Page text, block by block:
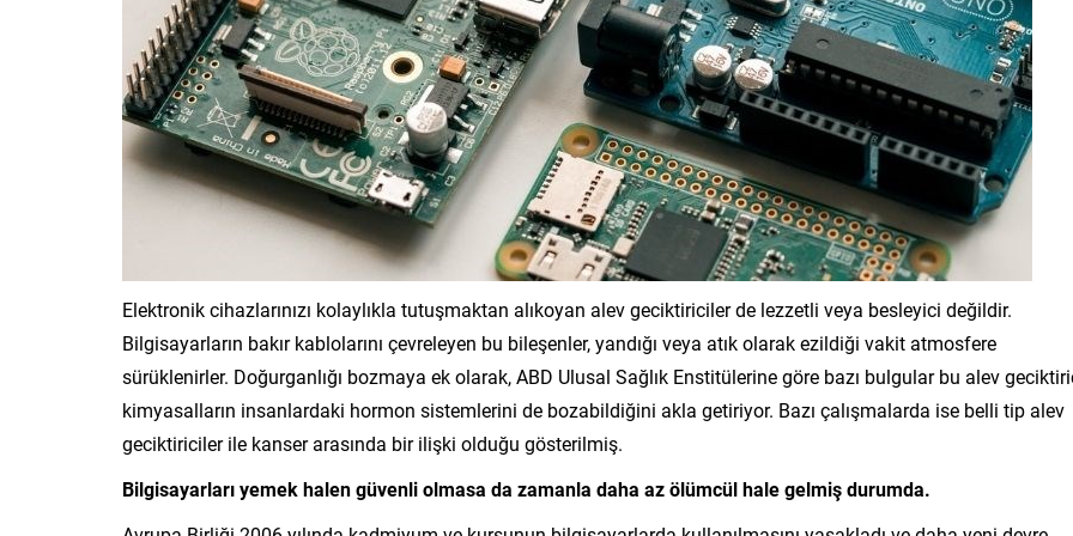
Elektronik cihazlarınızı kolaylıkla tutuşmaktan alıkoyan alev geciktiriciler de lezzetli veya besleyici değildir.
Bilgisayarların bakır kablolarını çevreleyen bu bileşenler, yandığı veya atık olarak ezildiği vakit atmosfere
sürüklenirler. Doğurganlığı bozmaya ek olarak, ABD Ulusal Sağlık Enstitülerine göre bazı bulgular bu alev
kimyasalların insanlardaki hormon sistemlerini de bozabildiğini akla getiriyor. Bazı çalışmalarda ise belli tip alev
geciktiriciler ile kanser arasında bir ilişki olduğu gösterilmiş.
Bilgisayarları yemek halen güvenli olmasa da zamanla daha az ölümcül hale gelmiş durumda.